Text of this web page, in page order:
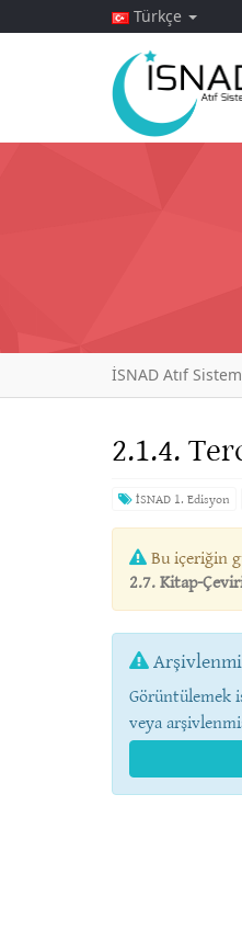
Türkçe
İSNAD Atıf
2.1.4.
İSNAD 1. Edisyon
Bu içeriğin
2.7. Kitap-
Görüntülemek
veya